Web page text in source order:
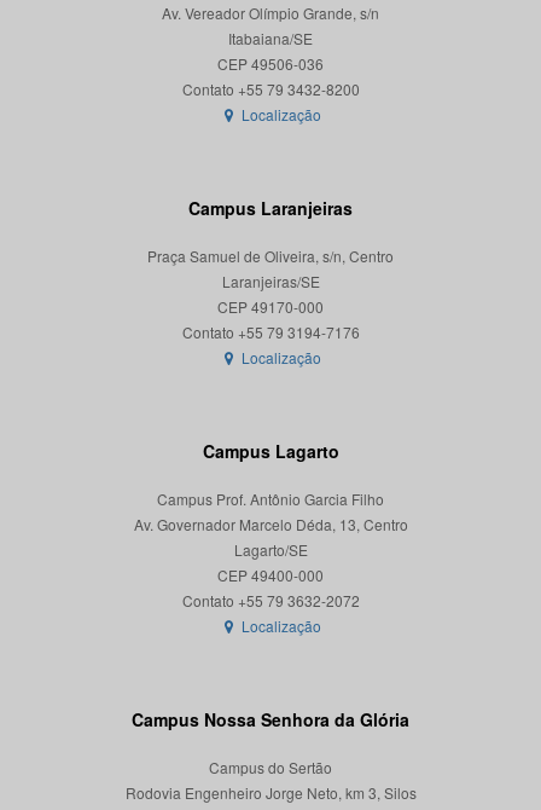
Av. Vereador Olímpio Grande, s/n
Itabaiana/SE
CEP 49506-036
Localização
Campus Laranjeiras
Praça Samuel de Oliveira, s/n, Centro
Laranjeiras/SE
CEP 49170-000
Localização
Campus Lagarto
Campus Prof. Antônio Garcia Filho
Av. Governador Marcelo Déda, 13, Centro
Lagarto/SE
CEP 49400-000
Localização
Campus Nossa Senhora da Glória
Campus do Sertão
Rodovia Engenheiro Jorge Neto, km 3, Silos